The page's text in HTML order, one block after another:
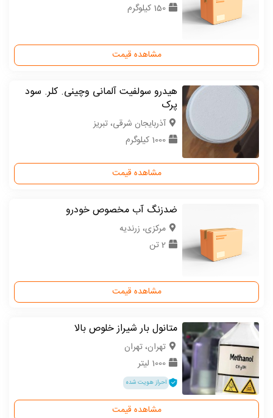
150 کیلوگرم
مشاهده قیمت
هیدرو سولفیت آلمانی وچینی. کلر. سود
پرک
آذربایجان شرقی، تبریز
1000 کیلوگرم
مشاهده قیمت
ضدزنگ آب مخصوص خودرو
مركزی، زرندیه
2 تن
مشاهده قیمت
متانول بار شیراز خلوص بالا
تهران، تهران
1000 لیتر
احراز هویت شده
مشاهده قیمت